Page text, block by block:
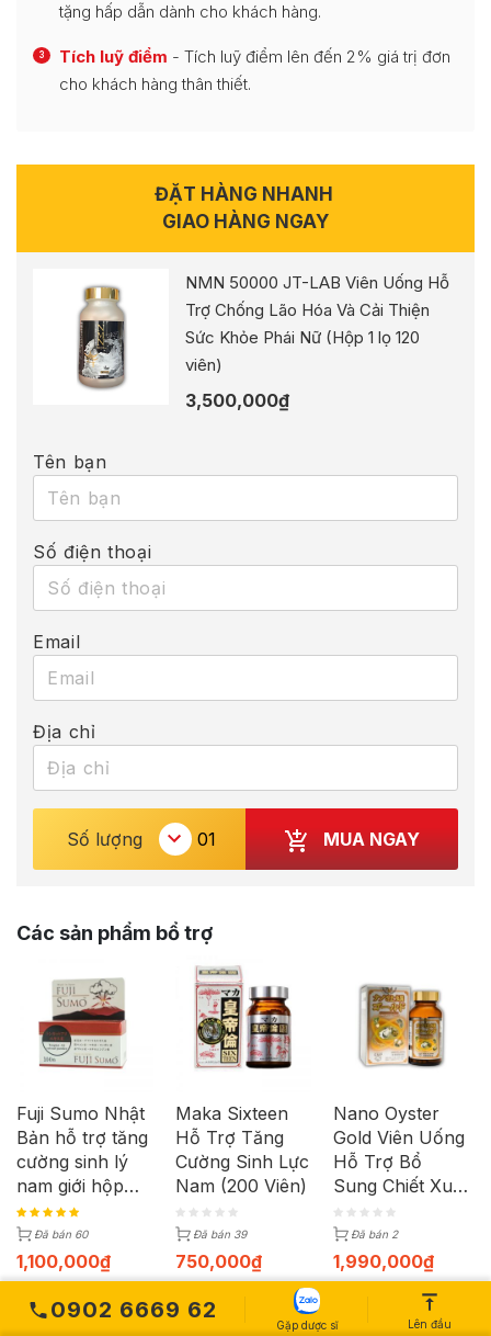
tặng hấp dẫn dành cho khách hàng.
3 Tích luỹ điểm - Tích luỹ điểm lên đến 2% giá trị đơn
cho khách hàng thân thiết.
ĐẶT HÀNG NHANH
GIAO HÀNG NGAY
NMN 50000 JT-LAB Viên Uống Hỗ
Trợ Chống Lão Hóa Và Cải Thiện
Sức Khỏe Phái Nữ (Hộp 1 lọ 120
viên)
3,500,000₫
Tên bạn
Số điện thoại
Email
Địa chỉ
Số lượng MUA NGAY
Các sản phẩm bổ trợ
Fuji Sumo Nhật
Bản hỗ trợ tăng
cường sinh lý
nam giới hộp
100 viên
Đã bán 60
1,100,000₫
Maka Sixteen
Hỗ Trợ Tăng
Cường Sinh Lực
Nam (200 Viên)
Đã bán 39
750,000₫
Nano Oyster
Gold Viên Uống
Hỗ Trợ Bổ
Sung Chiết Xuất
Hàu, Hỗ Trợ
Tăng Cường
Sinh Lý Nam
Giới (Hộp 120
Đã bán 2
1,990,000₫
-4%
0902 6669 62
Gặp dược sĩ Lên đầu